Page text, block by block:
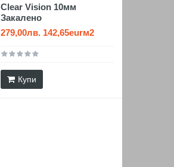
Clear Vision 10мм
Закалено
279,00лв. 142,65eurм2
Купи